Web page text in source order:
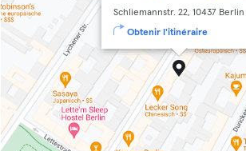
Schliemannstr. 22, 10437 Berlin
Obtenir l'itinéraire